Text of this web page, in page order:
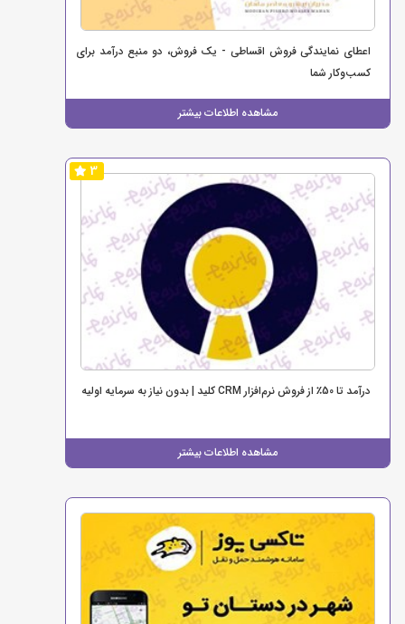
اعطای نمایندگی فروش اقساطی - یک فروش، دو منبع درآمد برای
کسب‌وکار شما
مشاهده اطلاعات بیشتر
3
درآمد تا 50٪ از فروش نرم‌افزار CRM کلید | بدون نیاز به سرمایه اولیه
مشاهده اطلاعات بیشتر